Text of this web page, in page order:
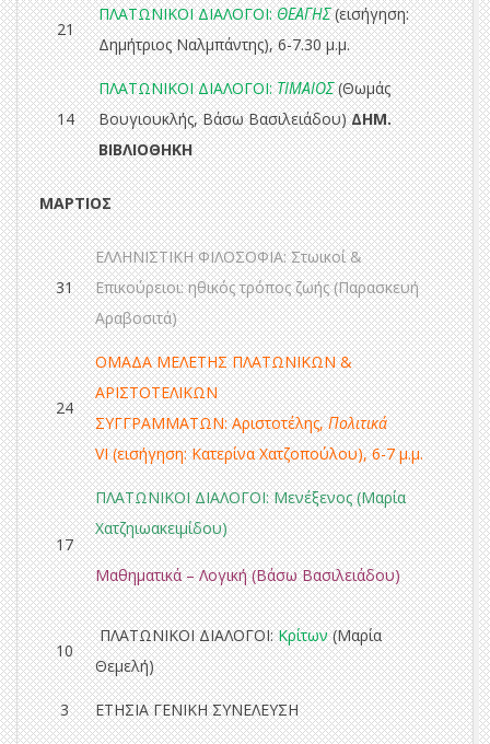
21
ΠΛΑΤΩΝΙΚΟΙ ΔΙΑΛΟΓΟΙ:ΘΕΑΓΗΣ (εισήγηση:
Δημήτριος Ναλμπάντης), 6-7.30 μ.μ.
14
ΠΛΑΤΩΝΙΚΟΙ ΔΙΑΛΟΓΟΙ:ΤΙΜΑΙΟΣ(Θωμάς
Βουγιουκλής, Βάσω Βασιλειάδου)ΔΗΜ.
ΒΙΒΛΙΟΘΗΚΗ
ΜΑΡΤΙΟΣ
31
ΕΛΛΗΝΙΣΤΙΚΗ ΦΙΛΟΣΟΦΙΑ: Στωικοί &
Επικούρειοι: ηθικός τρόπος ζωής (Παρασκευή
Αραβοσιτά)
24
ΟΜΑΔΑ ΜΕΛΕΤΗΣ ΠΛΑΤΩΝΙΚΩΝ &
ΑΡΙΣΤΟΤΕΛΙΚΩΝ
ΣΥΓΓΡΑΜΜΑΤΩΝ: Αριστοτέλης,Πολιτικά
VI (εισήγηση: Κατερίνα Χατζοπούλου), 6-7 μ.μ.
17
ΠΛΑΤΩΝΙΚΟΙ ΔΙΑΛΟΓΟΙ: Μενέξενος (Μαρία
Χατζηιωακειμίδου)
Μαθηματικά – Λογική(Βάσω Βασιλειάδου)
10
ΠΛΑΤΩΝΙΚΟΙ ΔΙΑΛΟΓΟΙ:Κρίτων(Μαρία
Θεμελή)
3 ΕΤΗΣΙΑ ΓΕΝΙΚΗ ΣΥΝΕΛΕΥΣΗ